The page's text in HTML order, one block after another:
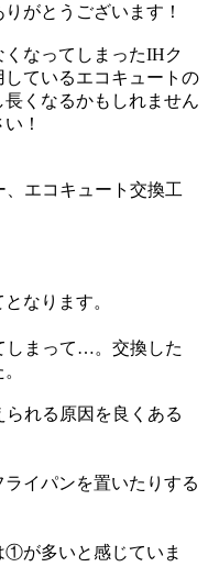
がとうございます！
なってしまったIHク
しているエコキュートの
長くなるかもしれません
！
、エコキュート交換工
なります。
しまって…。交換した
れる原因を良くある
イパンを置いたりする
①が多いと感じていま